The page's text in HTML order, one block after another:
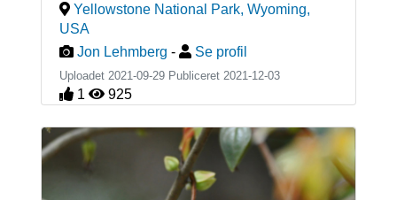
Yellowstone National Park, Wyoming,
USA
Jon Lehmberg - Se profil
Uploadet 2021-09-29 Publiceret 2021-12-03
1 925